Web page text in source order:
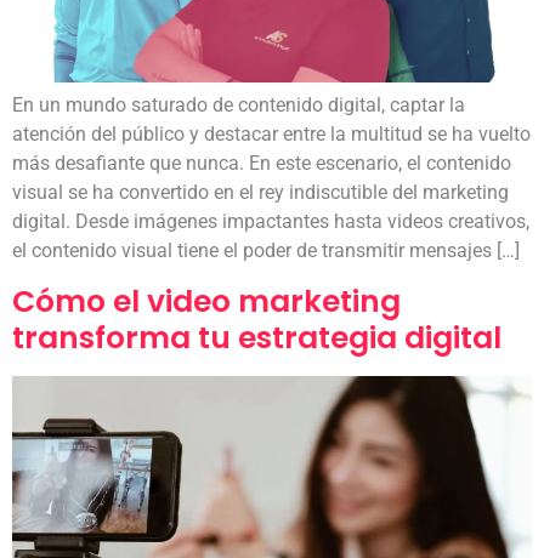
En un mundo saturado de contenido digital, captar la
atención del público y destacar entre la multitud se ha vuelto
más desafiante que nunca. En este escenario, el contenido
visual se ha convertido en el rey indiscutible del marketing
digital. Desde imágenes impactantes hasta videos creativos,
el contenido visual tiene el poder de transmitir mensajes […]
Cómo el video marketing
transforma tu estrategia digital